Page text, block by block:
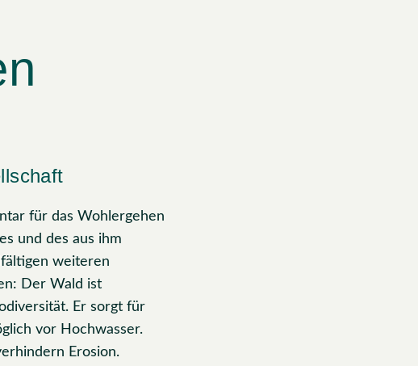
für das Wohlergehen
und des aus ihm
weiteren
Der Wald ist
Er sorgt für
vor Hochwasser.
Erosion.